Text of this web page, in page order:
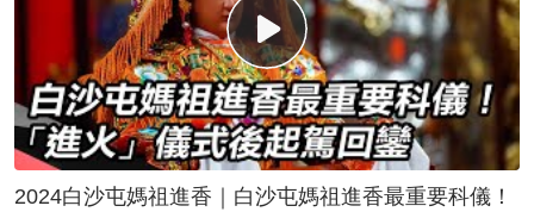
2024白沙屯媽祖進香｜白沙屯媽祖進香最重要科儀！